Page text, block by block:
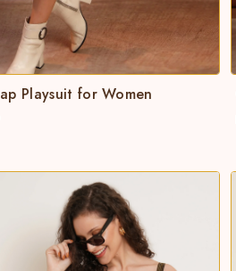
Playsuit for Women